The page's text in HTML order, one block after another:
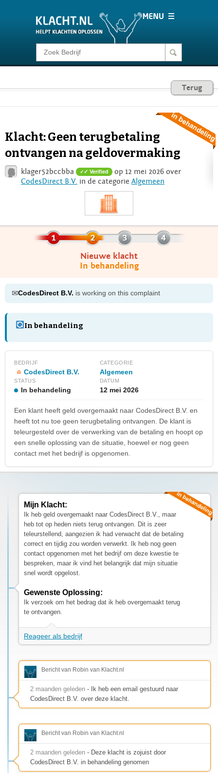
Klacht melden
Consumentenrecht
Login
Terug
Klacht: Geen terugbetaling
ontvangen na geldovermaking
klager52bccbba ✓ Verified
op 12 mei 2026 over
CodesDirect B.V. in de categorie Algemeen
Nieuwe klacht
In behandeling
✉CodesDirect B.V. is working on this complaint
In behandeling
BEDRIJF
CodesDirect B.V.
CATEGORIE
Algemeen
STATUS
In behandeling
DATUM
12 mei 2026
Een klant heeft geld overgemaakt naar CodesDirect B.V. en
heeft tot nu toe geen terugbetaling ontvangen. De klant is
teleurgesteld over de verwerking van de betaling en hoopt op
een snelle oplossing van de situatie, hoewel er nog geen
contact met het bedrijf is opgenomen.
Mijn Klacht:
Ik heb geld overgemaakt naar CodesDirect B.V., maar
heb tot op heden niets terug ontvangen. Dit is zeer
teleurstellend, aangezien ik had verwacht dat de betaling
correct en tijdig zou worden verwerkt. Ik heb nog geen
contact opgenomen met het bedrijf om deze kwestie te
bespreken, maar ik vind het belangrijk dat mijn situatie
snel wordt opgelost.
Gewenste Oplossing:
Ik verzoek om het bedrag dat ik heb overgemaakt terug
te ontvangen.
Reageer als bedrijf
Bericht van Robin van Klacht.nl
2 maanden geleden - Ik heb een email gestuurd naar
CodesDirect B.V. over deze klacht.
Bericht van Robin van Klacht.nl
2 maanden geleden - Deze klacht is zojuist door
CodesDirect B.V. in behandeling genomen